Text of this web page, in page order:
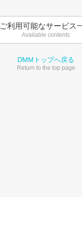
ご利用可能なサービス
Available contents
DMMトップへ戻る
Return to the top page